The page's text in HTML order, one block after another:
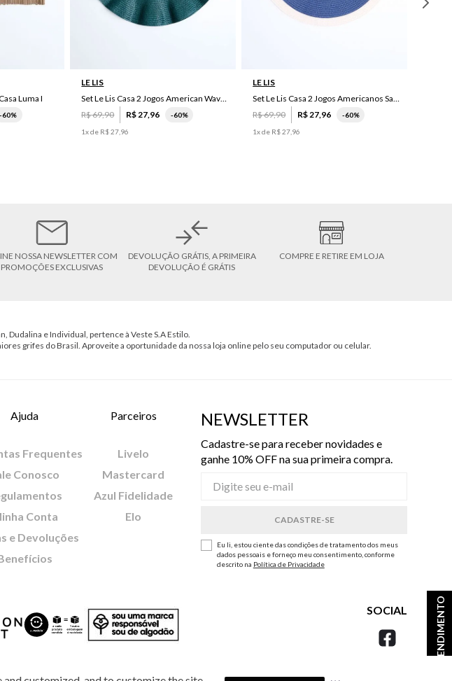
ATENDIMENTO
Luma I
-60%
LE LIS
Set Le Lis Casa 2 Jogos American Wave Green
R$69,90 R$27,96 -60%
1x de R$27 96
LE LIS
Set Le Lis Casa 2 Jogos Americanos Saruê II
R$69,90 R$27,96 -60%
1x de R$27 96
NOSSA NEWSLETTER COM
PROMOÇÕES EXCLUSIVAS
DEVOLUÇÃO GRÁTIS, A PRIMEIRA
DEVOLUÇÃO É GRÁTIS
COMPRE E RETIRE EM LOJA
Dudalina e Individual, pertence à Veste S.A Estilo.
grifes do Brasil. Aproveite a oportunidade da nossa loja online pelo seu computador ou celular.
Ajuda
Frequentes
Conosco
Conta
e Devoluções
Parceiros
Livelo
Mastercard
Azul Fidelidade
Elo
NEWSLETTER
Cadastre-se para receber novidades e
ganhe 10% OFF na sua primeira compra.
Eu li, estou ciente das condições de tratamento dos meus
dados pessoais e forneço meu consentimento, conforme
descrito na Política de Privacidade
SOCIAL